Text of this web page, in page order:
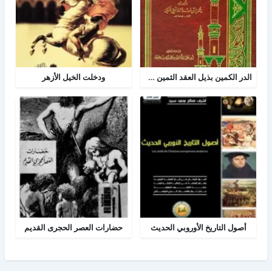
الدر الكمين بذيل العقد الثمين في تاريخ البلد الأمين ودخلت الخيل الأزهر
أصول التاريخ الأوروبي الحديث حضارات العصر الحجرى القديم